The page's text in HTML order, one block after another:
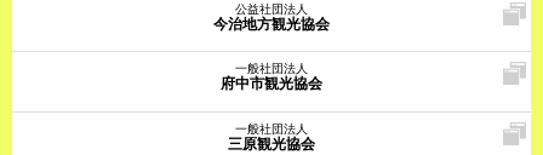
公益社団法人
今治地方観光協会
一般社団法人
府中市観光協会
一般社団法人
三原観光協会